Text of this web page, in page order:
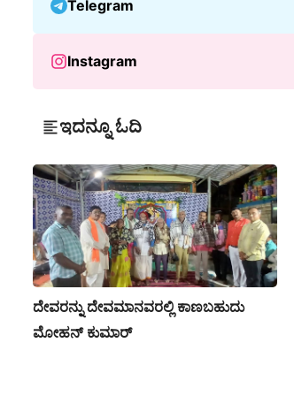
Telegram
Instagram
ಇದನ್ನೂ ಓದಿ
ದೇವರನ್ನು ದೇವಮಾನವರಲ್ಲಿ ಕಾಣಬಹುದು
ಮೋಹನ್ ಕುಮಾರ್